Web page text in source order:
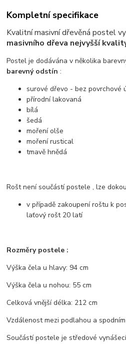
Kompletní specifikace
Kvalitní masivní dřevěná postel
masivního dřeva nejvyšší
Postel je dodávána v několika
barevný odstín :
surové dřevo - bez povrchové
přírodní lakovaná
bílá
šedá
moření olše
moření rustical
tmavě hnědá
Rošt není součástí postele , lze
v případě zakoupení roštu k
laťový rošt 20 latí
Rozměry postele :
Výška čela u hlavy: 94 cm
Výška čela u nohou: 55 cm
Celková vnější délka: 212 cm
Vzdálenost mezi podlahou a
Součástí postele je středové